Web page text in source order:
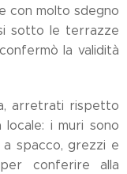
con molto sdegno
sotto le terrazze
la validità
arretrati rispetto
i muri sono
spacco, grezzi e
conferire alla